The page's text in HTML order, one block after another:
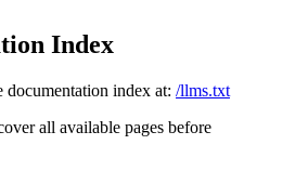
Index
documentation index at: /llms.txt
all available pages before